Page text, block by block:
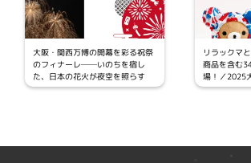
大阪・関西万博の開幕を彩る祝祭
のフィナーレ──いのちを宿し
た、日本の花火が夜空を照らす
リラックマ
商品を含む
場！／2025
内オフィシ